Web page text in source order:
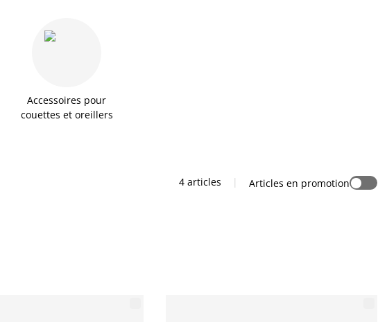
Accessoires pour
couettes et oreillers
4 articles | Articles en promotion